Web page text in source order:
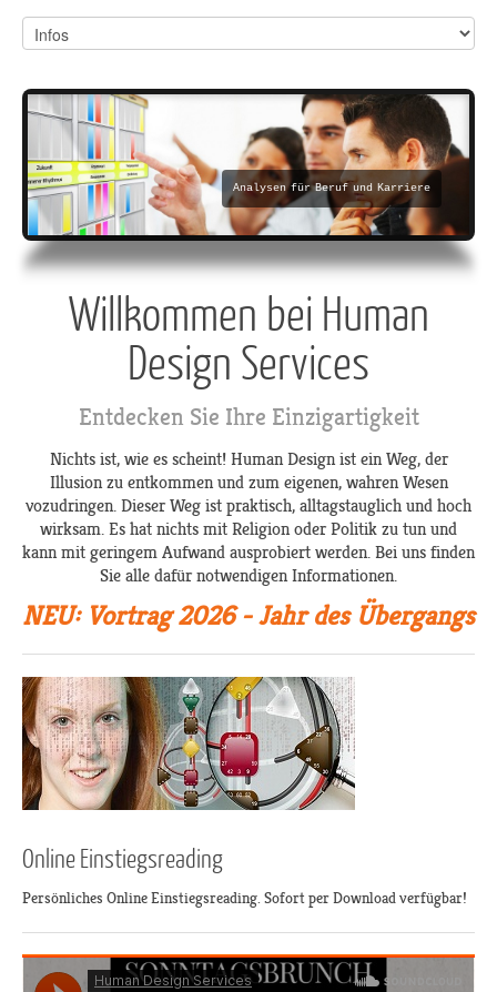
Analysen für Beruf und Karriere
Willkommen bei Human
Design Services
Entdecken Sie Ihre Einzigartigkeit
Nichts ist, wie es scheint! Human Design ist ein Weg, der
Illusion zu entkommen und zum eigenen, wahren Wesen
vozudringen. Dieser Weg ist praktisch, alltagstauglich und hoch
wirksam. Es hat nichts mit Religion oder Politik zu tun und
kann mit geringem Aufwand ausprobiert werden. Bei uns finden
Sie alle dafür notwendigen Informationen.
NEU: Vortrag 2026 - Jahr des Übergangs
Online Einstiegsreading
Persönliches Online Einstiegsreading. Sofort per Download verfügbar!